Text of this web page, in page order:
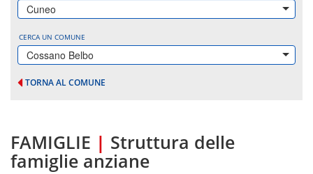
Cuneo
CERCA UN COMUNE
Cossano Belbo
TORNA AL COMUNE
FAMIGLIE | Struttura delle
famiglie anziane